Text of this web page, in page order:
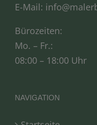
E-Mail:
Bürozeiten:
Mo. – Fr.:
08:00 – 18:00 Uhr
NAVIGATION